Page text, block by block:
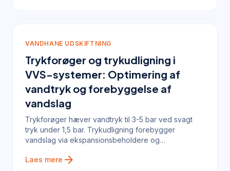
VANDHANE UDSKIFTNING
Trykforøger og trykudligning i
VVS-systemer: Optimering af
vandtryk og forebyggelse af
vandslag
Trykforøger hæver vandtryk til 3-5 bar ved svagt
tryk under 1,5 bar. Trykudligning forebygger
vandslag via ekspansionsbeholdere og
Laes mere arrow_forward